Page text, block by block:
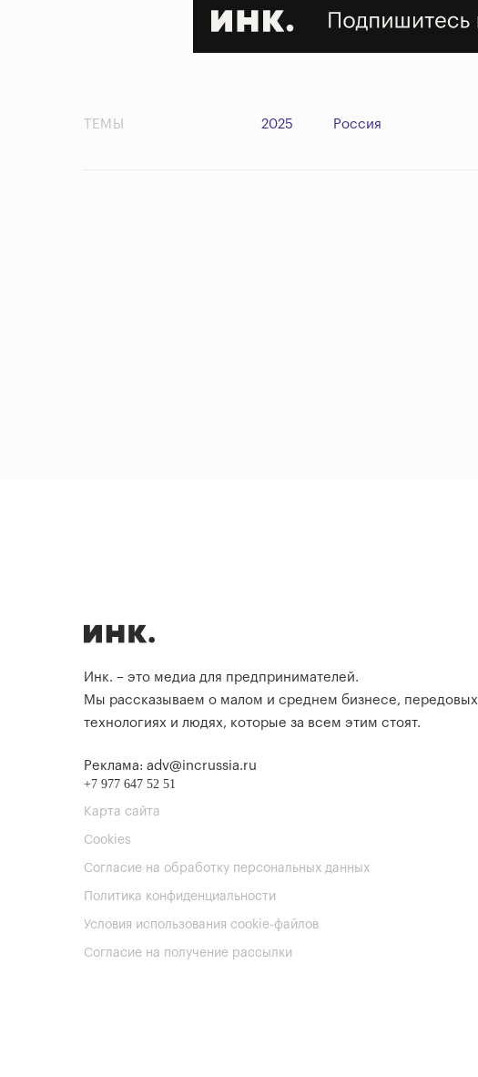
ТЕМЫ 2025 Россия
Инк. – это медиа для предпринимателей.
Мы рассказываем о малом и среднем бизнесе, передовых
технологиях и людях, которые за всем этим стоят.
Реклама: adv@incrussia.ru
+7 977 647 52 51
Карта сайта
Cookies
Согласие на обработку персональных данных
Политика конфиденциальности
Условия использования cookie-файлов
Согласие на получение рассылки